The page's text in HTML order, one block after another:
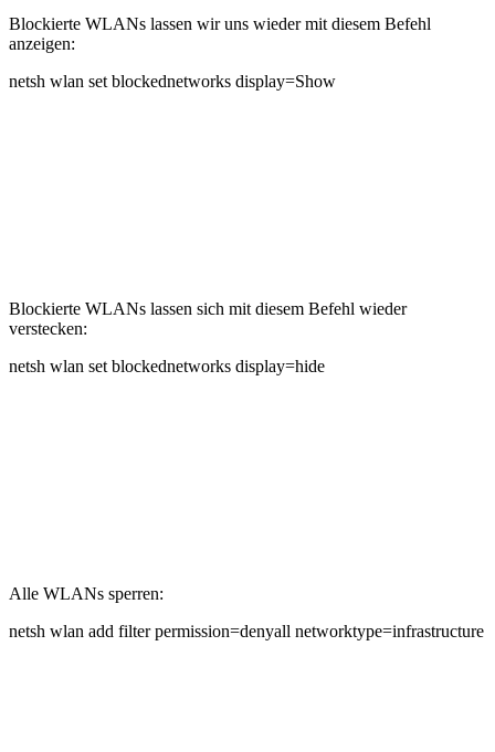
Blockierte WLANs lassen wir uns wieder mit diesem Befehl
anzeigen:
netsh wlan set blockednetworks display=Show
Blockierte WLANs lassen sich mit diesem Befehl wieder
verstecken:
netsh wlan set blockednetworks display=hide
Alle WLANs sperren:
netsh wlan add filter permission=denyall networktype=infrastructure